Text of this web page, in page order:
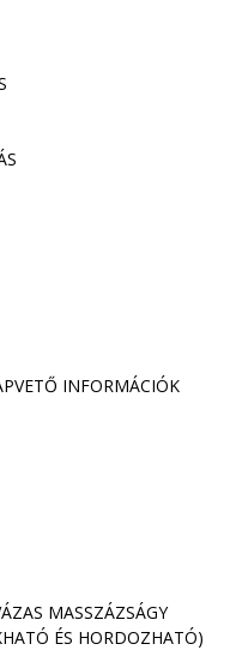
INFORMÁCIÓK
MASSZÁZSÁGY
ÉS HORDOZHATÓ)